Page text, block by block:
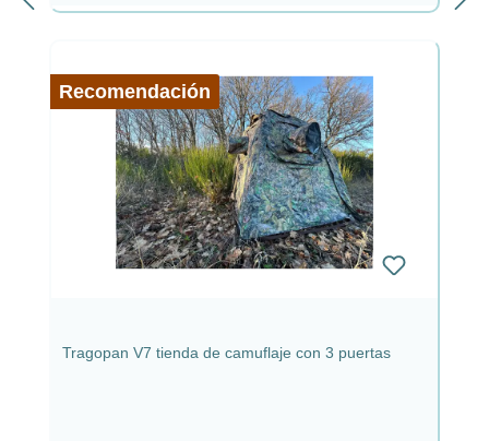
Recomendación
Tragopan V7 tienda de camuflaje con 3 puertas